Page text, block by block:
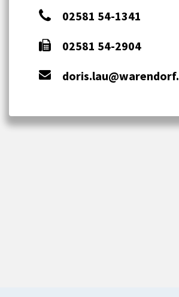
02581 54-1341
02581 54-2904